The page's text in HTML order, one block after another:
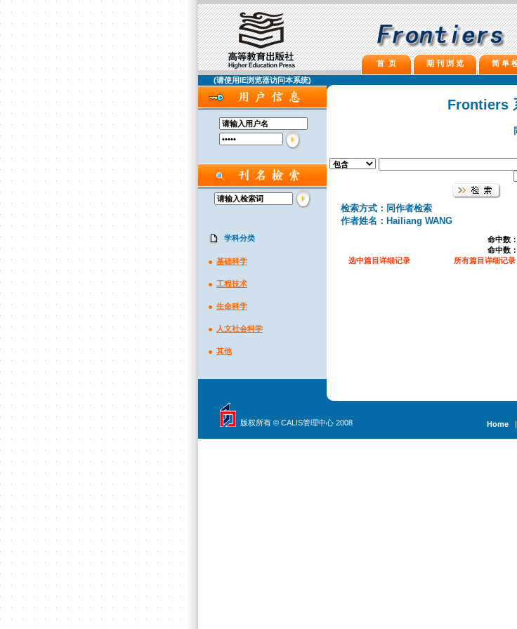
首 页 期 刊 浏 览 简 单
(请使用IE浏览器访问本系统)
学科分类
基础科学
工程技术
生命科学
人文社会科学
其他
Frontiers
检索方式：同作者检索
作者姓名：Hailiang WANG
命中数
命中数
选中篇目详细记录
所有篇目详细记录
版权所有 © CALIS管理中心 2008 Home